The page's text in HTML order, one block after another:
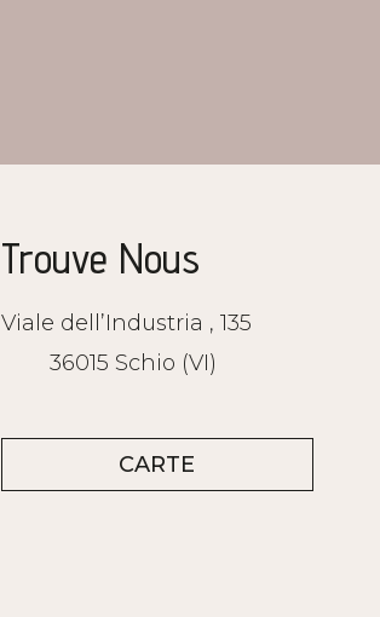
Trouve Nous
Viale dell’Industria , 135
36015 Schio (VI)
CARTE